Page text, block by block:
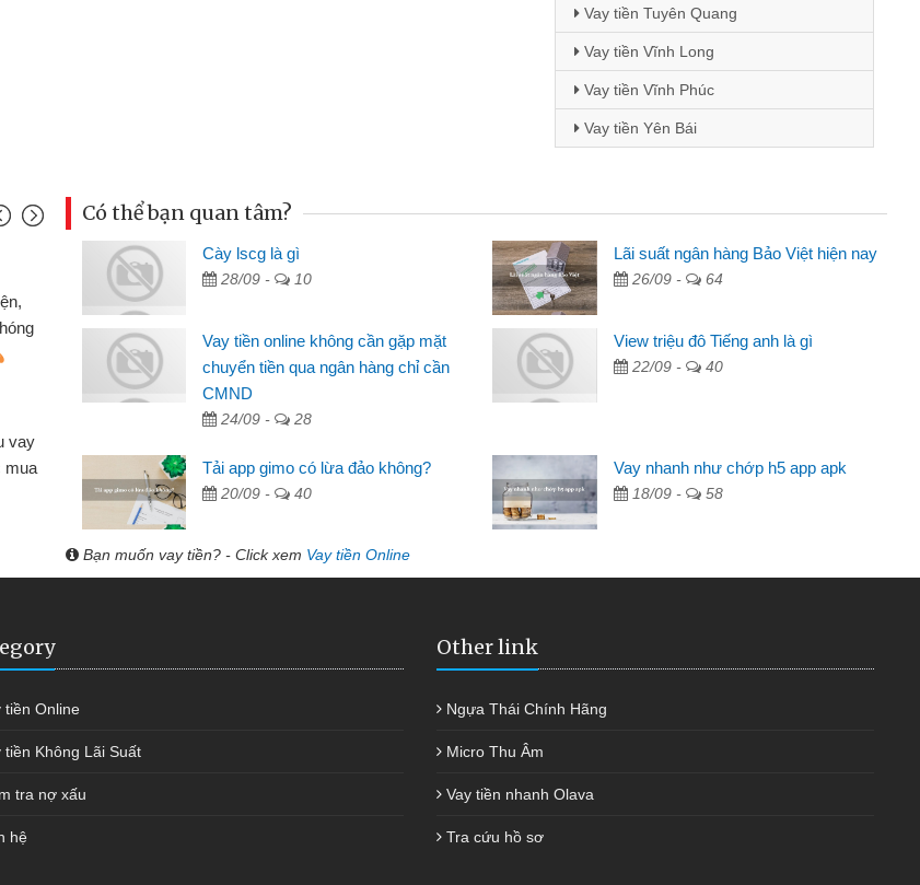
Vay tiền Tuyên Quang
Vay tiền Vĩnh Long
Vay tiền Vĩnh Phúc
Vay tiền Yên Bái
định cầm cố chiếc xe wave
vay tiền bằng CMND online
tiện lợi, sẽ giới thiệu cho bạn
nhỏ lẻ nhiều lúc cần vốn nhập
qua bạn bè giới thiệu tôi đã giải
mình nhanh chóng
Mai Lan - Sinh viên
Tôi biết đến thông qua quảng cáo trên facebook. Tôi là
sinh viên nên cần đóng tiền nhà, sinh nhật bạn bè, mà đọc
thấy thủ tục nhanh gọn nên tôi quyết định vay
Lâm Minh Chánh
cần có 2 triệu để giải quyết việc riêng, trong 1-2 ngày tôi trả
được thôi. Cảm ơn đã giúp tôi kịp thời và nhanh chóng
Có thể bạn quan tâm?
Cày lscg là gì
28/09 - 10
Lãi suất ngân hàng Bảo Việt hiện nay
26/09 - 64
Vay tiền online không cần gặp mặt
chuyển tiền qua ngân hàng chỉ cần
CMND
24/09 - 28
View triệu đô Tiếng anh là gì
22/09 - 40
Tải app gimo có lừa đảo không?
20/09 - 40
Vay nhanh như chớp h5 app apk
18/09 - 58
Bạn muốn vay tiền? - Click xem Vay tiền Online
tiền Online
tiền Không Lãi Suất
tra nợ xấu
hệ
Other link
Ngựa Thái Chính Hãng
Micro Thu Âm
Vay tiền nhanh Olava
Tra cứu hồ sơ